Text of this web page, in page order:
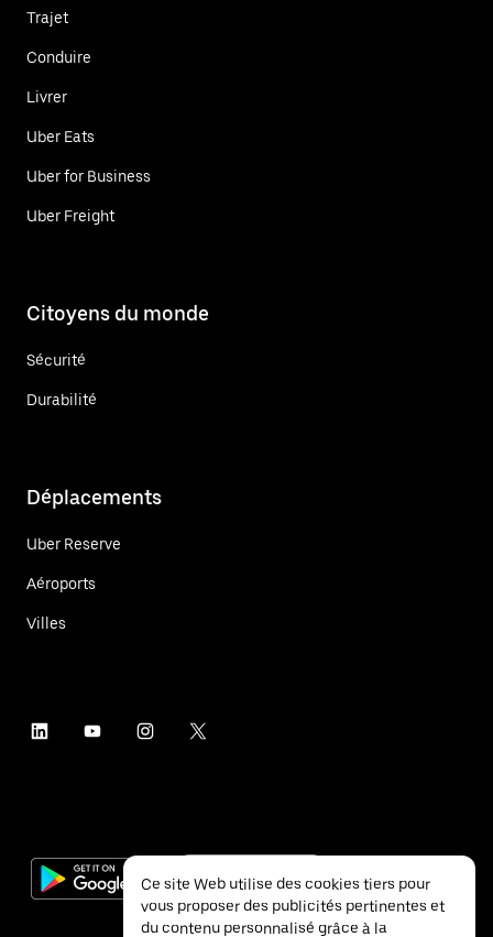
Trajet
Conduire
Livrer
Uber Eats
Uber for Business
Uber Freight
Citoyens du monde
Sécurité
Durabilité
Déplacements
Uber Reserve
Aéroports
Villes
Ce site Web utilise des cookies tiers pour
vous proposer des publicités pertinentes et
du contenu personnalisé grâce à la